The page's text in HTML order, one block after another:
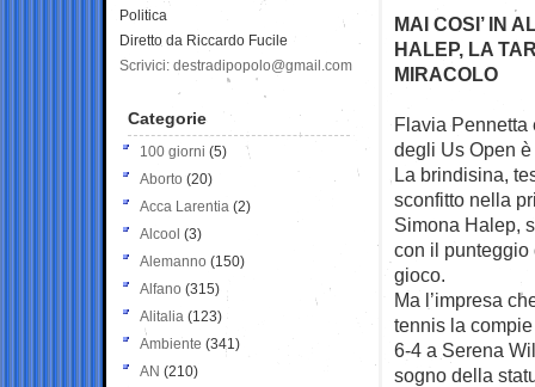
MAI COSI’ IN
HALEP, LA
MIRACOLO
Flavia Pennetta
degli Us Open è
La brindisina,
sconfitto nella
Simona Halep,
con il punteggio
gioco.
Ma l’impresa
tennis la
6-4 a Serena
sogno della
Politica
Diretto da Riccardo Fucile
Scrivici: destradipopolo@gmail.com
Categorie
100 giorni (5)
Aborto (20)
Acca Larentia (2)
Alcool (3)
Alemanno (150)
Alfano (315)
Alitalia (123)
Ambiente (341)
AN (210)